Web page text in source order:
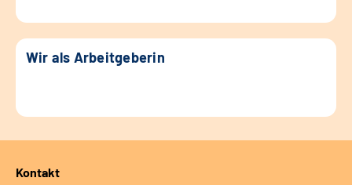
Wir als Arbeitgeberin
Kontakt